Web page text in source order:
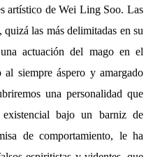
artístico de Wei Ling Soo. Las
las más delimitadas en su
actuación del mago en el
siempre áspero y amargado
una personalidad que
bajo un barniz de
de comportamiento, le ha